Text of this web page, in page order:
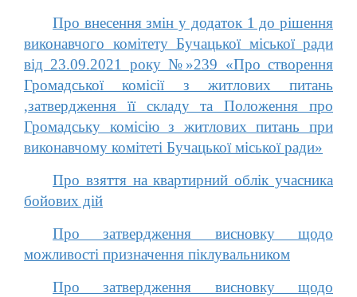
Про внесення змін у додаток 1 до рішення
виконавчого комітету Бучацької міської ради
від 23.09.2021 року №»239 «Про створення
Громадської комісії з житлових питань
,затвердження її складу та Положення про
Громадську комісію з житлових питань при
виконавчому комітеті Бучацької міської ради»
Про взяття на квартирний облік учасника
бойових дій
Про затвердження висновку щодо
можливості призначення піклувальником
Про затвердження висновку щодо